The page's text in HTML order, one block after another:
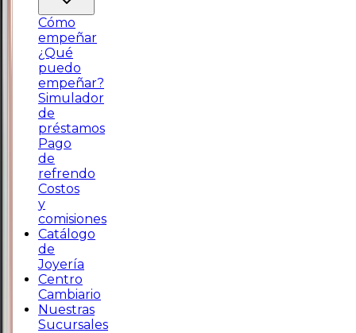
Cómo
empeñar
¿Qué
puedo
empeñar?
Simulador
de
préstamos
Pago
de
refrendo
Costos
y
comisiones
Catálogo
de
Joyería
Centro
Cambiario
Nuestras
Sucursales